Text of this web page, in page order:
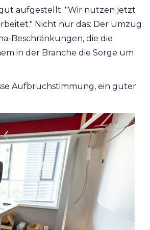
aufgestellt. "Wir nutzen jetzt
Nicht nur das: Der Umzug
Beschränkungen, die die
in der Branche die Sorge um
Aufbruchstimmung, ein guter